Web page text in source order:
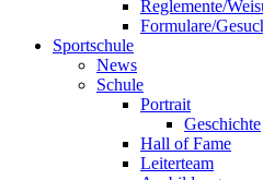
Reglemente/
Formulare/
Sportschule
News
Schule
Portrait
Geschichte
Hall of Fame
Leiterteam